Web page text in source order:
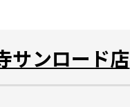
サンロード店